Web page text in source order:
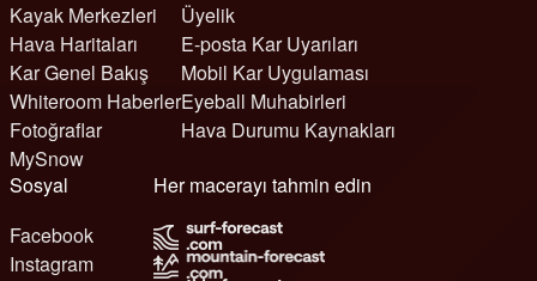
Kayak Merkezleri
Hava Haritaları
Kar Genel Bakış
Whiteroom Haberler
Fotoğraflar
MySnow
Üyelik
E-posta Kar Uyarıları
Mobil Kar Uygulaması
Eyeball Muhabirleri
Hava Durumu Kaynakları
Sosyal
Facebook
Instagram
Her macerayı tahmin edin